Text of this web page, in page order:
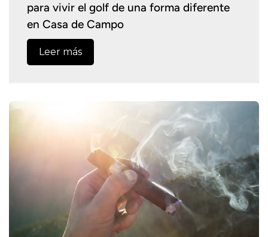
para vivir el golf de una forma diferente
en Casa de Campo
Leer más